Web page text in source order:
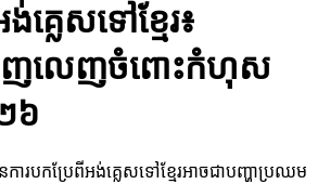
គ្លេសទៅខ្មែរ៖
េញលេញចំពោះកំហុស
៦
ៃការបកប្រែពីអង់គ្លេសទៅខ្មែរអាចជាបញ្ហាប្រឈម